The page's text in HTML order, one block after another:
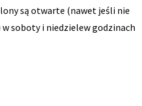
są otwarte (nawet jeśli nie
soboty i niedzielew godzinach